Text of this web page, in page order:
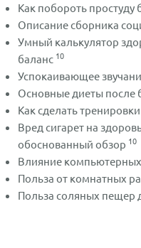
Как побороть простуду
Описание сборника
Умный калькулятор
баланс 10
Успокаивающее
Основные диеты после
Как сделать
Вред сигарет на
обоснованный обзор 10
Влияние компьютерных
Польза от комнатных
Польза соляных пещер